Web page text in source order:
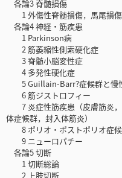
各論3 脊髄損傷
1 外傷性脊髄損傷，馬尾損傷
各論4 神経・筋疾患
1 Parkinson病
2 筋萎縮性側索硬化症
3 脊髄小脳変性症
4 多発性硬化症
5 Guillain-Barr?症候群と慢
6 筋ジストロフィー
7 炎症性筋疾患（皮膚筋炎，
体症候群，封入体筋炎）
8 ポリオ・ポストポリオ症
9 ニューロパチー
各論5 切断
1 切断総論
2 上肢切断